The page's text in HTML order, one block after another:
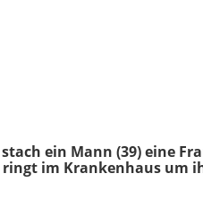
ein Mann (39) eine
im Krankenhaus um